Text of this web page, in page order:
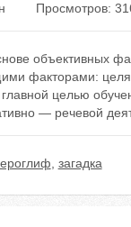
Просмотров:
объективных
факторами:
целью
— речевой
загадка